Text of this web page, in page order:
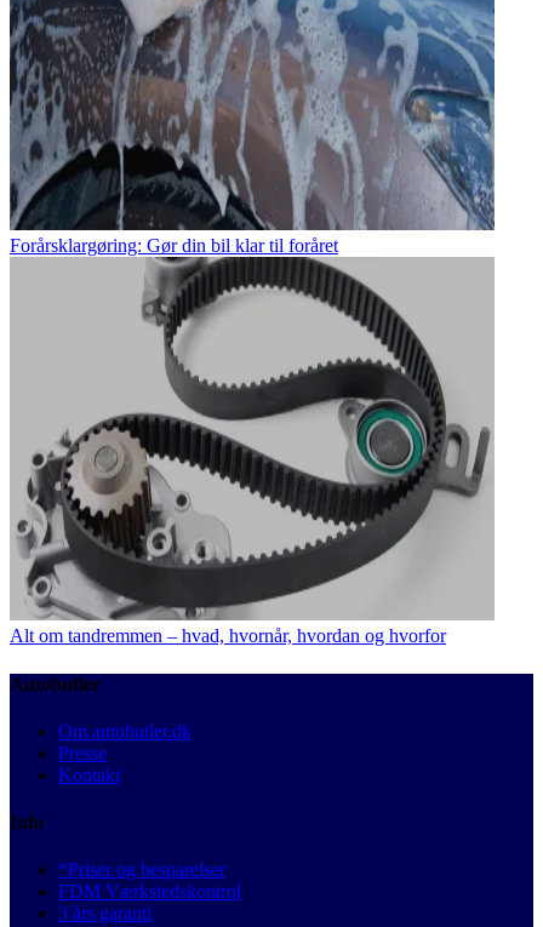
Forårsklargøring: Gør din bil klar til foråret
Alt om tandremmen – hvad, hvornår, hvordan og hvorfor
Autobutler
Om autobutler.dk
Presse
Kontakt
Info
*Priser og besparelser
FDM Værkstedskontrol
3 års garanti